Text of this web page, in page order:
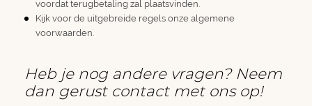
voordat terugbetaling zal plaatsvinden.
Kijk voor de uitgebreide regels onze algemene
voorwaarden.
Heb je nog andere vragen? Neem
dan gerust contact met ons op!